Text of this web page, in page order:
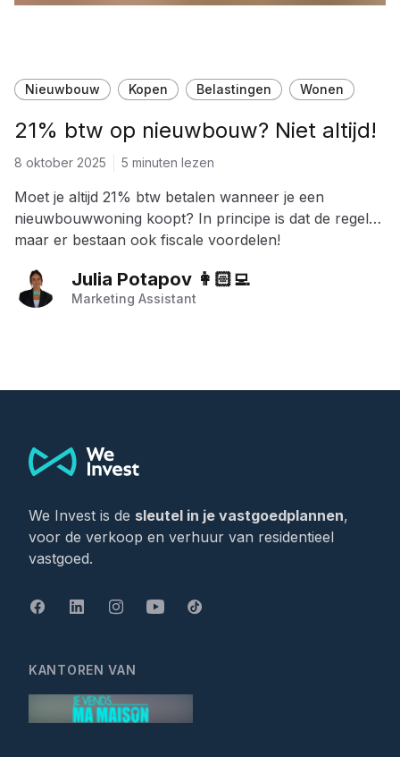
Nieuwbouw Kopen Belastingen Wonen
21% btw op nieuwbouw? Niet altijd!
8 oktober 2025 5 minuten lezen
Moet je altijd 21% btw betalen wanneer je een
nieuwbouwwoning koopt? In principe is dat de regel…
maar er bestaan ook fiscale voordelen!
Julia Potapov 👩🏻‍💻
Marketing Assistant
We Invest is de sleutel in je vastgoedplannen,
voor de verkoop en verhuur van residentieel
vastgoed.
KANTOREN VAN